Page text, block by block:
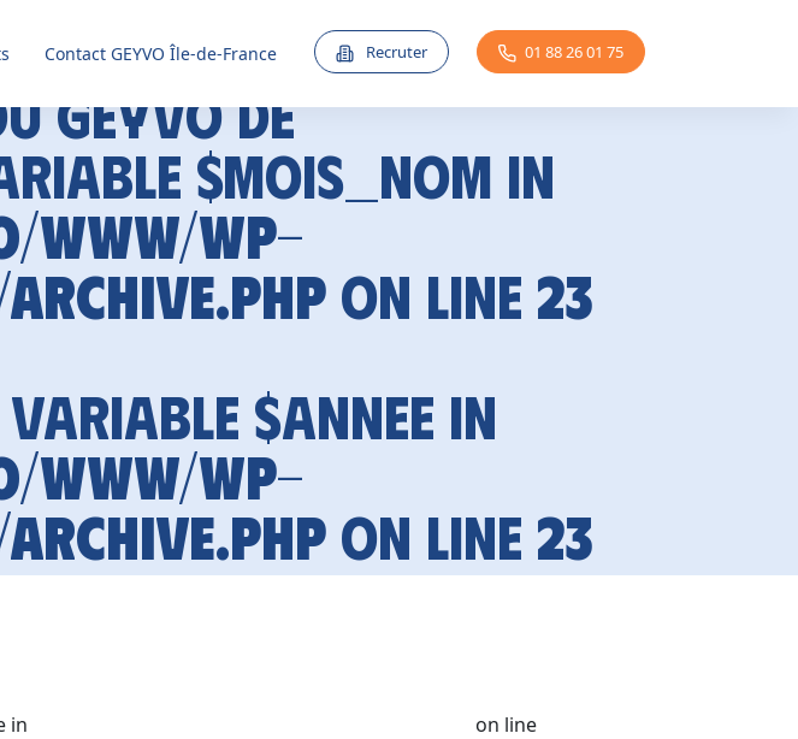
Contact GEYVO Île-de-France Recruter 01 88 26 01 75
de
$mois_nom in
www/wp-
on line 23
variable $annee in
www/wp-
on line 23
in
on line